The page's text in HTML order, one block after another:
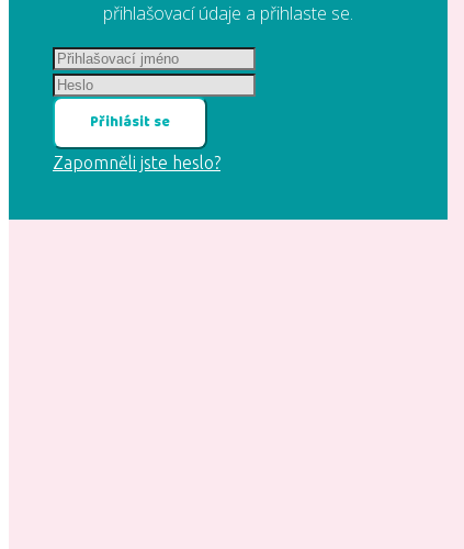
přihlašovací údaje a přihlaste se.
Přihlásit se
Zapomněli jste heslo?